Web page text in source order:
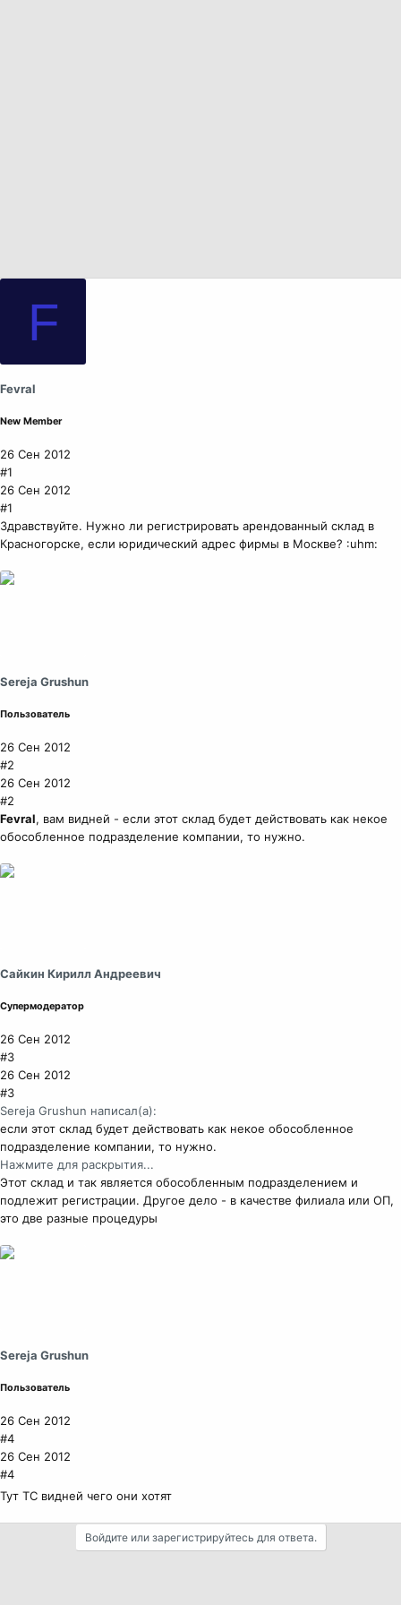
F
Fevral
New Member
26 Сен 2012
#1
26 Сен 2012
#1
Здравствуйте. Нужно ли регистрировать арендованный склад в
Красногорске, если юридический адрес фирмы в Москве? :uhm:
Sereja Grushun
Пользователь
26 Сен 2012
#2
26 Сен 2012
#2
Fevral, вам видней - если этот склад будет действовать как некое
обособленное подразделение компании, то нужно.
Сайкин Кирилл Андреевич
Супермодератор
26 Сен 2012
#3
26 Сен 2012
#3
Sereja Grushun написал(а):
если этот склад будет действовать как некое обособленное
подразделение компании, то нужно.
Нажмите для раскрытия...
Этот склад и так является обособленным подразделением и
подлежит регистрации. Другое дело - в качестве филиала или ОП,
это две разные процедуры
Sereja Grushun
Пользователь
26 Сен 2012
#4
26 Сен 2012
#4
Тут ТС видней чего они хотят
Войдите или зарегистрируйтесь для ответа.